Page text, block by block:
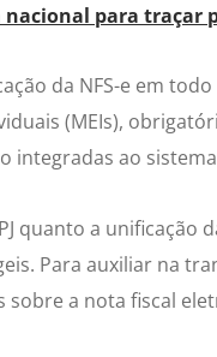
nacional para traçar
da NFS-e em
(MEIs),
integradas ao
quanto a unificação
Para auxiliar na
sobre a nota fiscal